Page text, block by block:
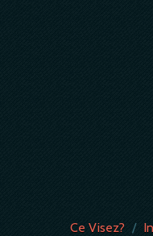
Ce Visez? /